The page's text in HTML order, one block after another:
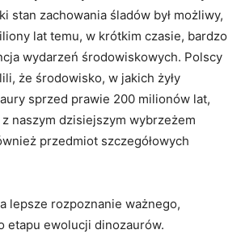
stan zachowania śladów był możliwy,
lat temu, w krótkim czasie, bardzo
wydarzeń środowiskowych. Polscy
że środowisko, w jakich żyły
sprzed prawie 200 milionów lat,
naszym dzisiejszym wybrzeżem
przedmiot szczegółowych
lepsze rozpoznanie ważnego,
etapu ewolucji dinozaurów.